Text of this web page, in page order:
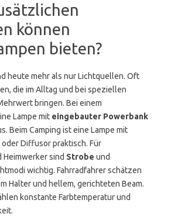
können
bieten?
heute mehr als nur Lichtquellen. Oft
die im Alltag und bei speziellen
bringen. Bei einem
Lampe mit eingebauter Powerbank
Beim Camping ist eine Lampe mit
oder Diffusor praktisch. Für
sind Strobe und
wichtig. Fahrradfahrer schätzen
Halter und hellem, gerichteten Beam.
konstante Farbtemperatur und